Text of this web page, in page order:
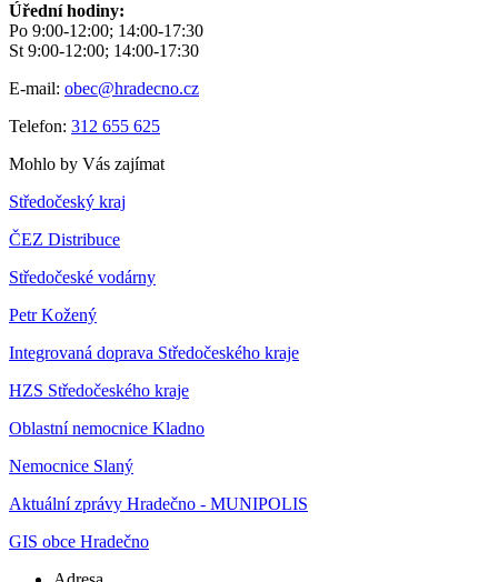
Úřední hodiny:
Po 9:00-12:00; 14:00-17:30
St 9:00-12:00; 14:00-17:30
E-mail: obec@hradecno.cz
Telefon: 312 655 625
Mohlo by Vás zajímat
Středočeský kraj
ČEZ Distribuce
Středočeské vodárny
Petr Kožený
Integrovaná doprava Středočeského kraje
HZS Středočeského kraje
Oblastní nemocnice Kladno
Nemocnice Slaný
Aktuální zprávy Hradečno - MUNIPOLIS
GIS obce Hradečno